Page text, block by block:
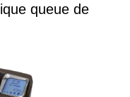
queue de